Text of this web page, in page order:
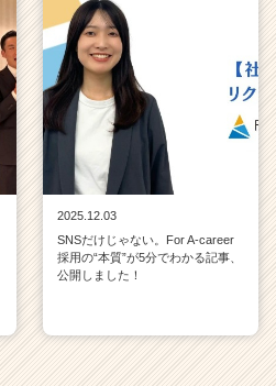
2025.12.03
SNSだけじゃない。For A-career
採用の“本質”が5分でわかる記事、
公開しました！